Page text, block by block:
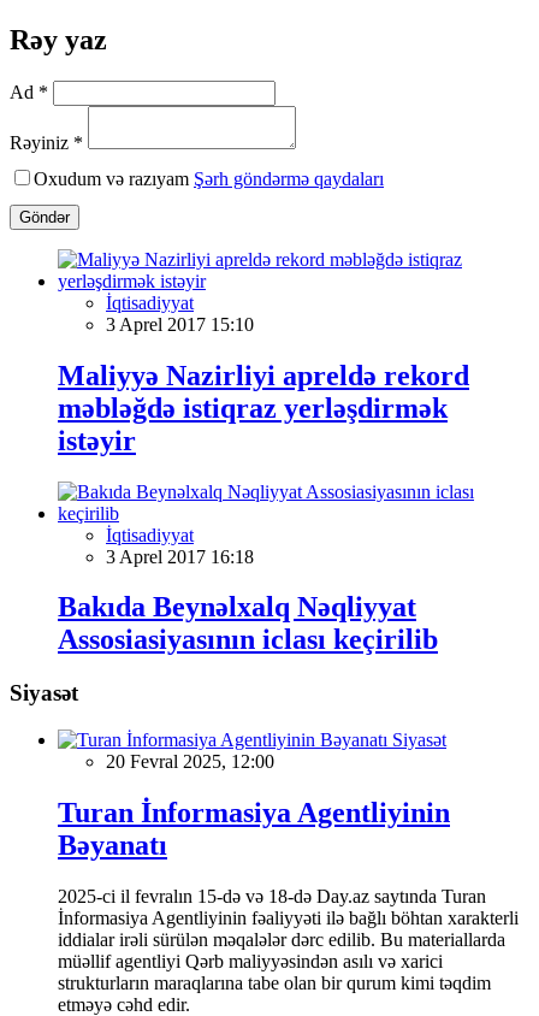
Rəy yaz
Ad *
Rəyiniz *
Oxudum və razıyam Şərh göndərmə qaydaları
Göndər
İqtisadiyyat
3 Aprel 2017 15:10
Maliyyə Nazirliyi apreldə rekord
məbləğdə istiqraz yerləşdirmək
istəyir
İqtisadiyyat
3 Aprel 2017 16:18
Bakıda Beynəlxalq Nəqliyyat
Assosiasiyasının iclası keçirilib
Siyasət
Siyasət
20 Fevral 2025, 12:00
Turan İnformasiya Agentliyinin
Bəyanatı
2025-ci il fevralın 15-də və 18-də Day.az saytında Turan
İnformasiya Agentliyinin fəaliyyəti ilə bağlı böhtan xarakterli
iddialar irəli sürülən məqalələr dərc edilib. Bu materiallarda
müəllif agentliyi Qərb maliyyəsindən asılı və xarici
strukturların maraqlarına tabe olan bir qurum kimi təqdim
etməyə cəhd edir.